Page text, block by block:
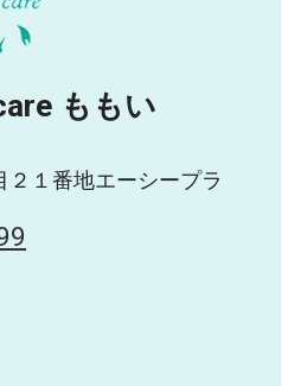
ももい
１番地エーシープラ